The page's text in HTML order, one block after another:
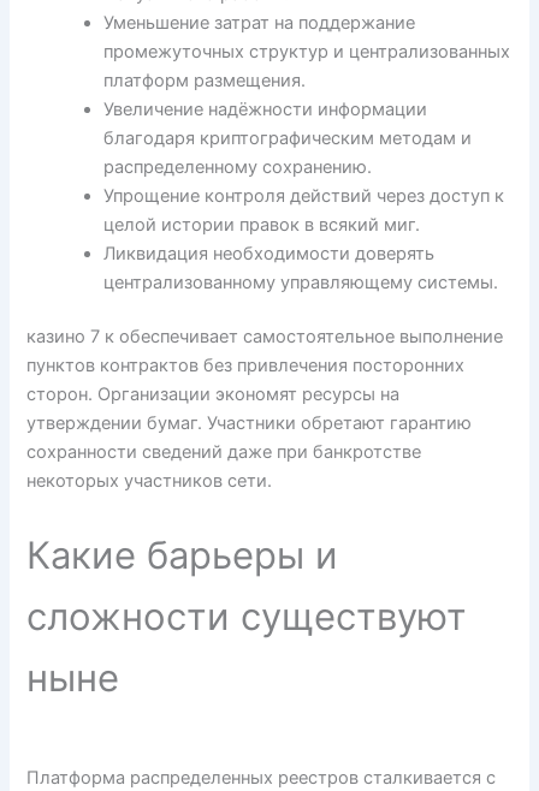
Уменьшение затрат на поддержание
промежуточных структур и централизованных
платформ размещения.
Увеличение надёжности информации
благодаря криптографическим методам и
распределенному сохранению.
Упрощение контроля действий через доступ к
целой истории правок в всякий миг.
Ликвидация необходимости доверять
централизованному управляющему системы.
казино 7 к обеспечивает самостоятельное выполнение
пунктов контрактов без привлечения посторонних
сторон. Организации экономят ресурсы на
утверждении бумаг. Участники обретают гарантию
сохранности сведений даже при банкротстве
некоторых участников сети.
Какие барьеры и
сложности существуют
ныне
Платформа распределенных реестров сталкивается с